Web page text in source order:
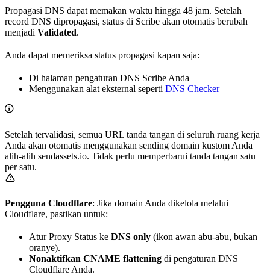
Propagasi DNS dapat memakan waktu hingga 48 jam. Setelah
record DNS dipropagasi, status di Scribe akan otomatis berubah
menjadi Validated.
Anda dapat memeriksa status propagasi kapan saja:
Di halaman pengaturan DNS Scribe Anda
Menggunakan alat eksternal seperti DNS Checker
Setelah tervalidasi, semua URL tanda tangan di seluruh ruang kerja
Anda akan otomatis menggunakan sending domain kustom Anda
alih-alih sendassets.io. Tidak perlu memperbarui tanda tangan satu
per satu.
Pengguna Cloudflare: Jika domain Anda dikelola melalui
Cloudflare, pastikan untuk:
Atur Proxy Status ke DNS only (ikon awan abu-abu, bukan
oranye).
Nonaktifkan CNAME flattening di pengaturan DNS
Cloudflare Anda.